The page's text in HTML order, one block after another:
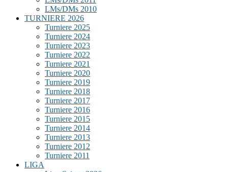
LMs/DMs 2010
TURNIERE 2026
Turniere 2025
Turniere 2024
Turniere 2023
Turniere 2022
Turniere 2021
Turniere 2020
Turniere 2019
Turniere 2018
Turniere 2017
Turniere 2016
Turniere 2015
Turniere 2014
Turniere 2013
Turniere 2012
Turniere 2011
LIGA